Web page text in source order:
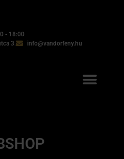
- 18:00
3.
info@vandorfeny.hu